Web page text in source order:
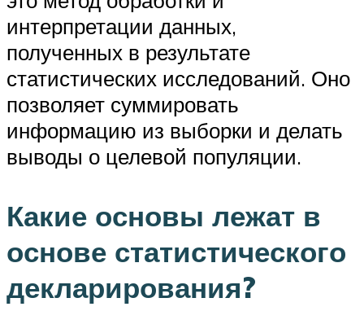
интерпретации данных,
полученных в результате
статистических исследований. Оно
позволяет суммировать
информацию из выборки и делать
выводы о целевой популяции.
Какие основы лежат в
основе статистического
декларирования?